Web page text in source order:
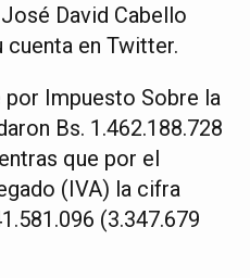
David Cabello
cuenta en Twitter.
Impuesto Sobre la
Bs. 1.462.188.728
que por el
(IVA) la cifra
(3.347.679